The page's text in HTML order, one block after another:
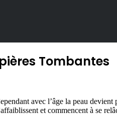
Tombantes
avec l’âge la peau
et commencent à se